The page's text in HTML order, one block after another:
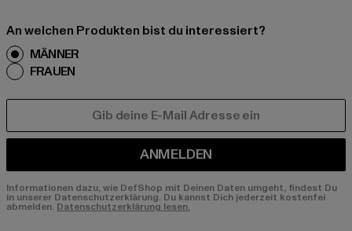
An welchen Produkten bist du interessiert?
MÄNNER
FRAUEN
ANMELDEN
Informationen dazu, wie DefShop mit Deinen Daten umgeht, findest Du
in unserer Datenschutzerklärung. Du kannst Dich jederzeit kostenfei
abmelden. Datenschutzerklärung lesen.